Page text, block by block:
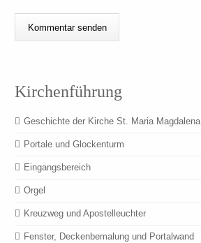
Kirchenführung
Geschichte der Kirche St. Maria Magdalena
Portale und Glockenturm
Eingangsbereich
Orgel
Kreuzweg und Apostelleuchter
Fenster, Deckenbemalung und Portalwand